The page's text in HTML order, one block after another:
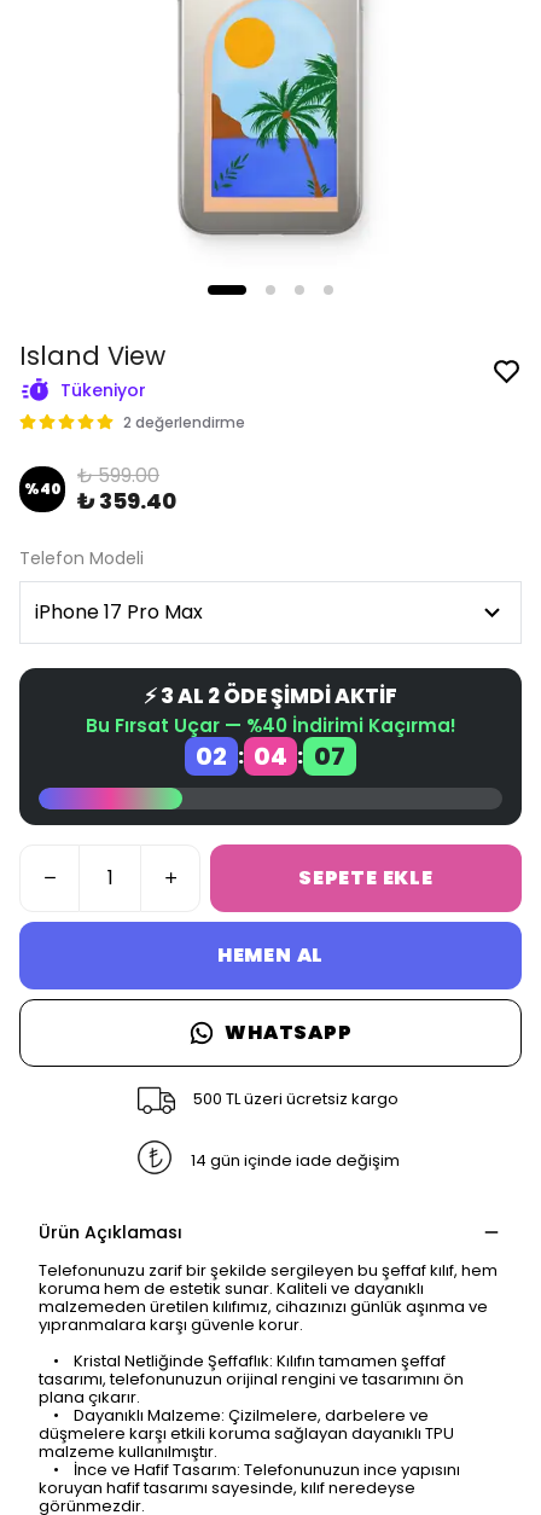
Island View
Tükeniyor
2 değerlendirme
%40 ₺ 599.00
₺ 359.40
Telefon Modeli
⚡ 3 AL 2 ÖDE ŞİMDİ AKTİF
Bu Fırsat Uçar — %40 İndirimi Kaçırma!
02 : 04 : 07
SEPETE EKLE
HEMEN AL
WHATSAPP
500 TL üzeri ücretsiz kargo
14 gün içinde iade değişim
Ürün Açıklaması
Telefonunuzu zarif bir şekilde sergileyen bu şeffaf kılıf, hem
koruma hem de estetik sunar. Kaliteli ve dayanıklı
malzemeden üretilen kılıfımız, cihazınızı günlük aşınma ve
yıpranmalara karşı güvenle korur.
• Kristal Netliğinde Şeffaflık: Kılıfın tamamen şeffaf
tasarımı, telefonunuzun orijinal rengini ve tasarımını ön
plana çıkarır.
• Dayanıklı Malzeme: Çizilmelere, darbelere ve
düşmelere karşı etkili koruma sağlayan dayanıklı TPU
malzeme kullanılmıştır.
• İnce ve Hafif Tasarım: Telefonunuzun ince yapısını
koruyan hafif tasarımı sayesinde, kılıf neredeyse
görünmezdir.